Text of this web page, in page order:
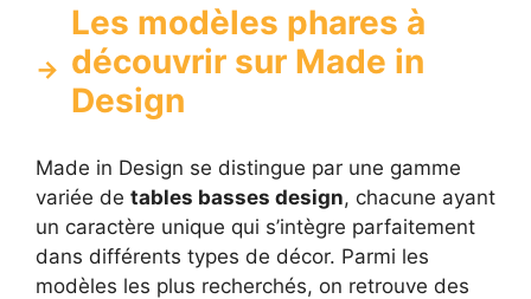
Les modèles phares à
découvrir sur Made in
Design
Made in Design se distingue par une gamme
variée de tables basses design, chacune ayant
un caractère unique qui s’intègre parfaitement
dans différents types de décor. Parmi les
modèles les plus recherchés, on retrouve des